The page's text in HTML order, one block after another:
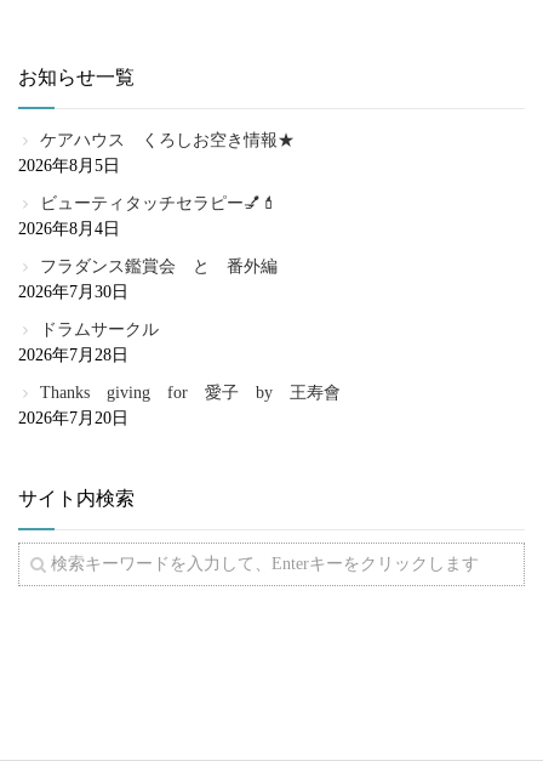
お知らせ一覧
ケアハウス くろしお空き情報★
2026年8月5日
ビューティタッチセラピー💅💄
2026年8月4日
フラダンス鑑賞会 と 番外編
2026年7月30日
ドラムサークル
2026年7月28日
Thanks giving for 愛子 by 王寿會
2026年7月20日
サイト内検索